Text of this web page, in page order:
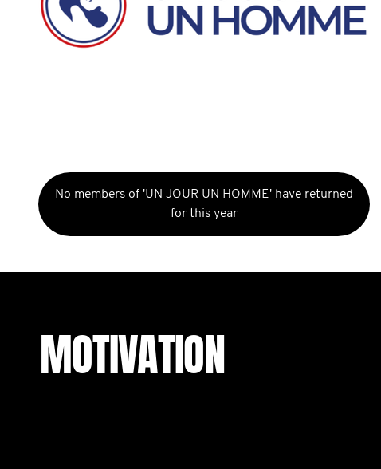
No members of 'UN JOUR UN HOMME' have returned
for this year
MOTIVATION